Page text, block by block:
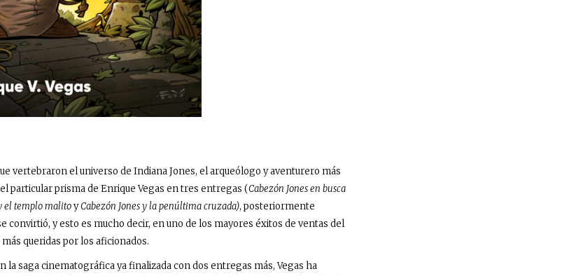
vertebraron el universo de Indiana Jones, el arqueólogo y aventurero más
particular prisma de Enrique Vegas en tres entregas (Cabezón Jones en busca
el templo malitoyCabezón Jones y la penúltima cruzada), posteriormente
convirtió, y esto es mucho decir, en uno de los mayores éxitos de ventas del
queridas por los aficionados.
la saga cinematográfica ya finalizada con dos entregas más, Vegas ha